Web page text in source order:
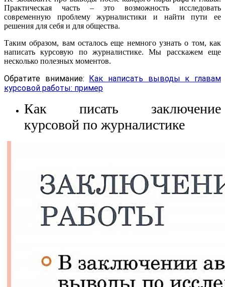
Практическая часть – это возможность исследовать
современную проблему журналистики и найти пути ее
решения для себя и для общества.
Таким образом, вам осталось еще немного узнать о том, как
написать курсовую по журналистике. Мы расскажем еще
несколько полезных моментов.
Обратите внимание: Как написать выводы к главам
курсовой работы: пример
Как писать заключение
курсовой по журналистике